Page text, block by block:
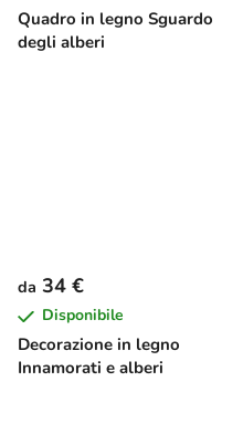
Quadro in legno Sguardo
degli alberi
Decorazione in legno
Innamorati e alberi
da 34 €
Disponibile